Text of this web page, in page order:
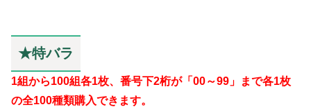
★特バラ
1組から100組各1枚、番号下2桁が「00～99」まで各1枚
の全100種類購入できます。